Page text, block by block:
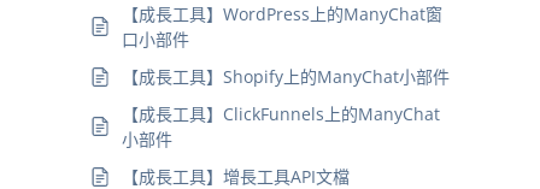
【成長工具】WordPress上的ManyChat窗
口小部件
【成長工具】Shopify上的ManyChat小部件
【成長工具】ClickFunnels上的ManyChat
小部件
【成長工具】增長工具API文檔